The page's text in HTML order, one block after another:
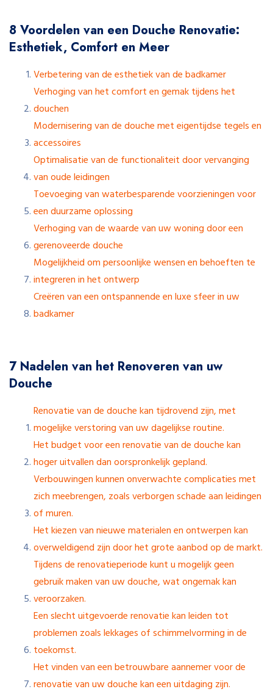
8 Voordelen van een Douche Renovatie:
Esthetiek, Comfort en Meer
Verbetering van de esthetiek van de badkamer
Verhoging van het comfort en gemak tijdens het
douchen
Modernisering van de douche met eigentijdse tegels en
accessoires
Optimalisatie van de functionaliteit door vervanging
van oude leidingen
Toevoeging van waterbesparende voorzieningen voor
een duurzame oplossing
Verhoging van de waarde van uw woning door een
gerenoveerde douche
Mogelijkheid om persoonlijke wensen en behoeften te
integreren in het ontwerp
Creëren van een ontspannende en luxe sfeer in uw
badkamer
7 Nadelen van het Renoveren van uw
Douche
Renovatie van de douche kan tijdrovend zijn, met
mogelijke verstoring van uw dagelijkse routine.
Het budget voor een renovatie van de douche kan
hoger uitvallen dan oorspronkelijk gepland.
Verbouwingen kunnen onverwachte complicaties met
zich meebrengen, zoals verborgen schade aan leidingen
of muren.
Het kiezen van nieuwe materialen en ontwerpen kan
overweldigend zijn door het grote aanbod op de markt.
Tijdens de renovatieperiode kunt u mogelijk geen
gebruik maken van uw douche, wat ongemak kan
veroorzaken.
Een slecht uitgevoerde renovatie kan leiden tot
problemen zoals lekkages of schimmelvorming in de
toekomst.
Het vinden van een betrouwbare aannemer voor de
renovatie van uw douche kan een uitdaging zijn.